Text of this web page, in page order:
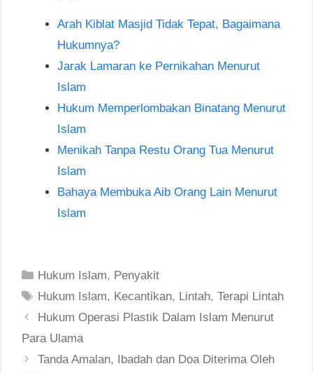
Arah Kiblat Masjid Tidak Tepat, Bagaimana
Hukumnya?
Jarak Lamaran ke Pernikahan Menurut
Islam
Hukum Memperlombakan Binatang Menurut
Islam
Menikah Tanpa Restu Orang Tua Menurut
Islam
Bahaya Membuka Aib Orang Lain Menurut
Islam
Categories
Hukum Islam, Penyakit
Tags
Hukum Islam, Kecantikan, Lintah,Terapi Lintah
Post
navigation
Hukum Operasi Plastik Dalam Islam Menurut
Para Ulama
Tanda Amalan, Ibadah dan Doa Diterima Oleh